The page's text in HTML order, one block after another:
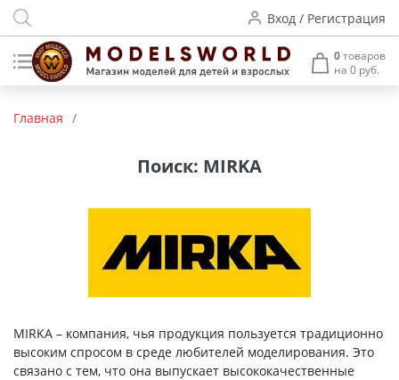
Вход / Регистрация
0товаров
на 0 руб.
устройства
Архитектурные макеты
Главная /
Поиск: MIRKA
MIRKA – компания, чья продукция пользуется традиционно
высоким спросом в среде любителей моделирования. Это
связано с тем, что она выпускает высококачественные